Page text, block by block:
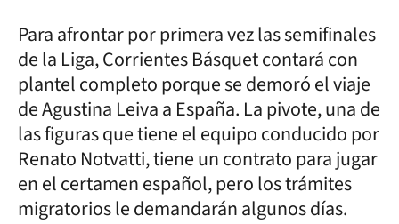
Para afrontar por primera vez las semifinales
de la Liga, Corrientes Básquet contará con
plantel completo porque se demoró el viaje
de Agustina Leiva a España. La pivote, una de
las figuras que tiene el equipo conducido por
Renato Notvatti, tiene un contrato para jugar
en el certamen español, pero los trámites
migratorios le demandarán algunos días.